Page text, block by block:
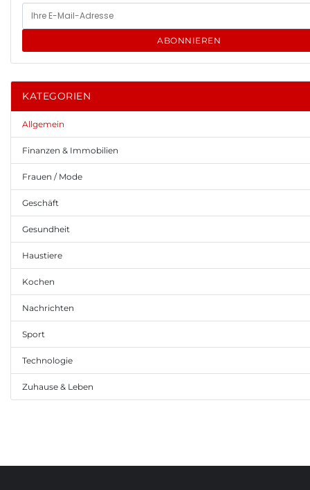
ABONNIEREN
KATEGORIEN
Allgemein
Finanzen & Immobilien
Frauen / Mode
Geschäft
Gesundheit
Haustiere
Kochen
Nachrichten
Sport
Technologie
Zuhause & Leben